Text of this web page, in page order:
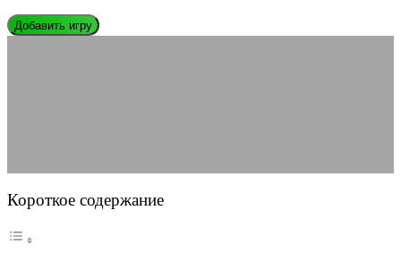
Добавить игру
Короткое содержание